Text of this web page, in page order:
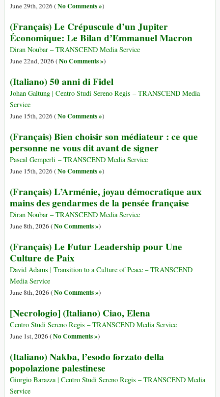
June 29th, 2026 (No Comments »)
(Français) Le Crépuscule d’un Jupiter
Économique: Le Bilan d’Emmanuel Macron
Diran Noubar – TRANSCEND Media Service
June 22nd, 2026 (No Comments »)
(Italiano) 50 anni di Fidel
Johan Galtung | Centro Studi Sereno Regis – TRANSCEND Media
Service
June 15th, 2026 (No Comments »)
(Français) Bien choisir son médiateur : ce que
personne ne vous dit avant de signer
Pascal Gemperli – TRANSCEND Media Service
June 15th, 2026 (No Comments »)
(Français) L’Arménie, joyau démocratique aux
mains des gendarmes de la pensée française
Diran Noubar – TRANSCEND Media Service
June 8th, 2026 (No Comments »)
(Français) Le Futur Leadership pour Une
Culture de Paix
David Adams | Transition to a Culture of Peace – TRANSCEND
Media Service
June 8th, 2026 (No Comments »)
[Necrologio] (Italiano) Ciao, Elena
Centro Studi Sereno Regis – TRANSCEND Media Service
June 1st, 2026 (No Comments »)
(Italiano) Nakba, l’esodo forzato della
popolazione palestinese
Giorgio Barazza | Centro Studi Sereno Regis – TRANSCEND Media
Service